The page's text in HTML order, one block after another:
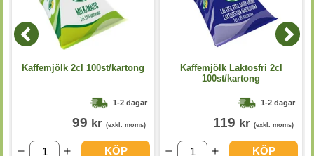
Kaffemjölk 2cl 100st/kartong
1-2 dagar
99 kr (exkl. moms)
KÖP
Kaffemjölk Laktosfri 2cl
100st/kartong
1-2 dagar
119 kr (exkl. moms)
KÖP